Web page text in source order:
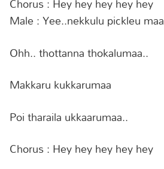
Male : Yee..nekkulu pickleu maa
Ohh.. thottanna thokalumaa..
Makkaru kukkarumaa
Poi tharaila ukkaarumaa..
Chorus : Hey hey hey hey hey